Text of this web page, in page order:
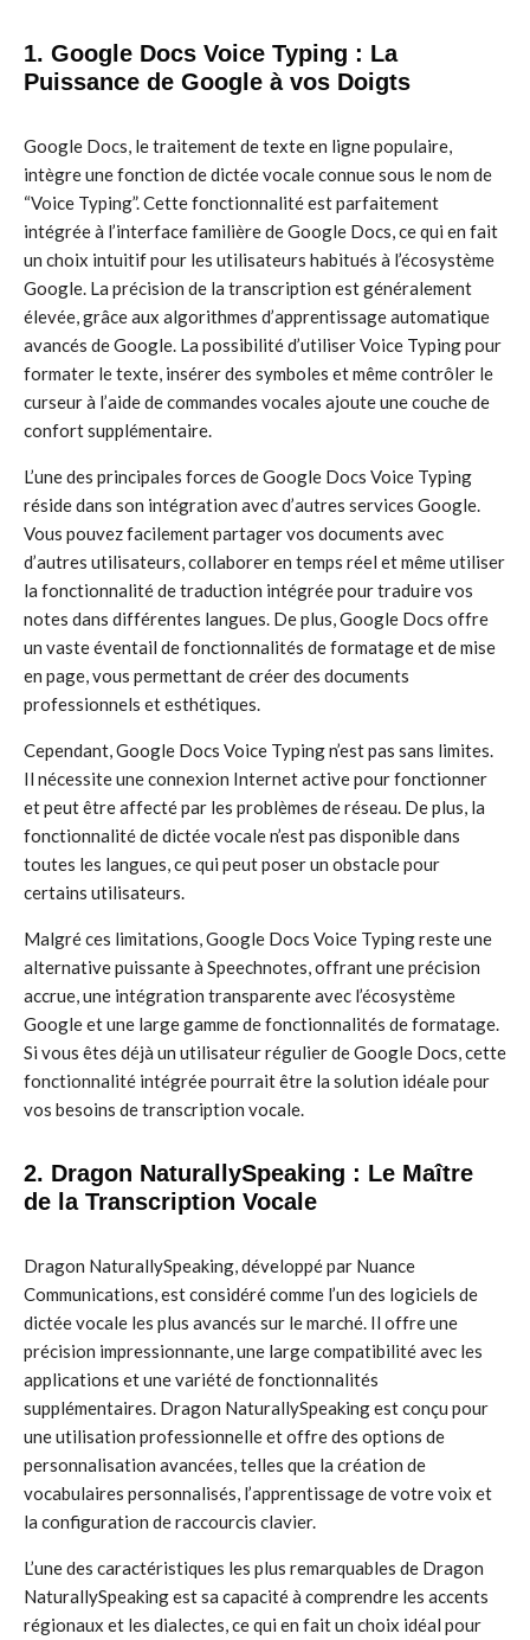
1. Google Docs Voice Typing : La
Puissance de Google à vos Doigts
Google Docs, le traitement de texte en ligne populaire,
intègre une fonction de dictée vocale connue sous le nom de
“Voice Typing”. Cette fonctionnalité est parfaitement
intégrée à l’interface familière de Google Docs, ce qui en fait
un choix intuitif pour les utilisateurs habitués à l’écosystème
Google. La précision de la transcription est généralement
élevée, grâce aux algorithmes d’apprentissage automatique
avancés de Google. La possibilité d’utiliser Voice Typing pour
formater le texte, insérer des symboles et même contrôler le
curseur à l’aide de commandes vocales ajoute une couche de
confort supplémentaire.
L’une des principales forces de Google Docs Voice Typing
réside dans son intégration avec d’autres services Google.
Vous pouvez facilement partager vos documents avec
d’autres utilisateurs, collaborer en temps réel et même utiliser
la fonctionnalité de traduction intégrée pour traduire vos
notes dans différentes langues. De plus, Google Docs offre
un vaste éventail de fonctionnalités de formatage et de mise
en page, vous permettant de créer des documents
professionnels et esthétiques.
Cependant, Google Docs Voice Typing n’est pas sans limites.
Il nécessite une connexion Internet active pour fonctionner
et peut être affecté par les problèmes de réseau. De plus, la
fonctionnalité de dictée vocale n’est pas disponible dans
toutes les langues, ce qui peut poser un obstacle pour
certains utilisateurs.
Malgré ces limitations, Google Docs Voice Typing reste une
alternative puissante à Speechnotes, offrant une précision
accrue, une intégration transparente avec l’écosystème
Google et une large gamme de fonctionnalités de formatage.
Si vous êtes déjà un utilisateur régulier de Google Docs, cette
fonctionnalité intégrée pourrait être la solution idéale pour
vos besoins de transcription vocale.
2. Dragon NaturallySpeaking : Le Maître
de la Transcription Vocale
Dragon NaturallySpeaking, développé par Nuance
Communications, est considéré comme l’un des logiciels de
dictée vocale les plus avancés sur le marché. Il offre une
précision impressionnante, une large compatibilité avec les
applications et une variété de fonctionnalités
supplémentaires. Dragon NaturallySpeaking est conçu pour
une utilisation professionnelle et offre des options de
personnalisation avancées, telles que la création de
vocabulaires personnalisés, l’apprentissage de votre voix et
la configuration de raccourcis clavier.
L’une des caractéristiques les plus remarquables de Dragon
NaturallySpeaking est sa capacité à comprendre les accents
régionaux et les dialectes, ce qui en fait un choix idéal pour